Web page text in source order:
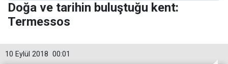
Doğa ve tarihin buluştuğu kent:
Termessos
00:01
10 Eylül 2018